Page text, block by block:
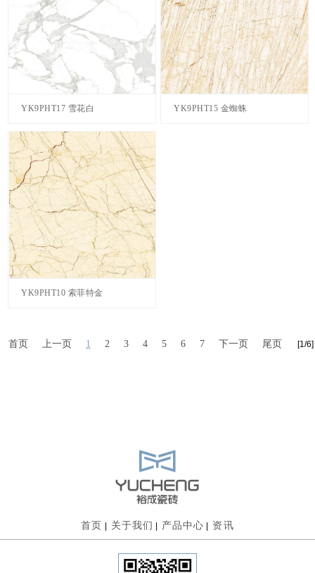
YK9PHT17 雪花白 YK9PHT15 金蜘蛛
YK9PHT10 索菲特金
首页 上一页 1 2 3 4 5 6 7 下一页 尾页 [1/6]
首页 关于我们 产品中心 资讯